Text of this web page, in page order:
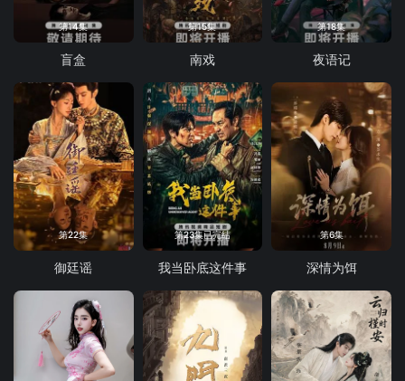
第14集
盲盒
第15集
南戏
第18集
夜语记
第22集
御廷谣
第23集已完结
我当卧底这件事
第6集
深情为饵